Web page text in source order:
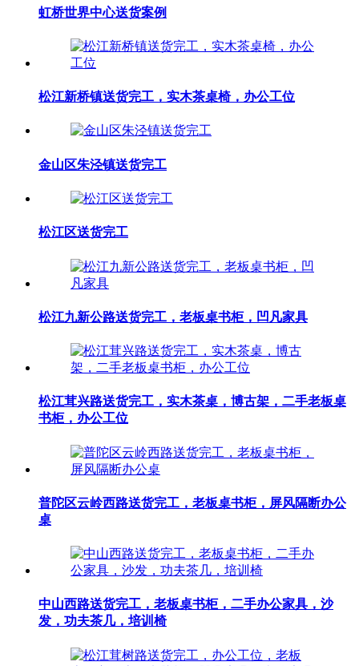
虹桥世界中心送货案例
松江新桥镇送货完工，实木茶桌椅，办公工位
金山区朱泾镇送货完工
松江区送货完工
松江九新公路送货完工，老板桌书柜，凹凡家具
松江茸兴路送货完工，实木茶桌，博古架，二手老板桌
书柜，办公工位
普陀区云岭西路送货完工，老板桌书柜，屏风隔断办公
桌
中山西路送货完工，老板桌书柜，二手办公家具，沙
发，功夫茶几，培训椅